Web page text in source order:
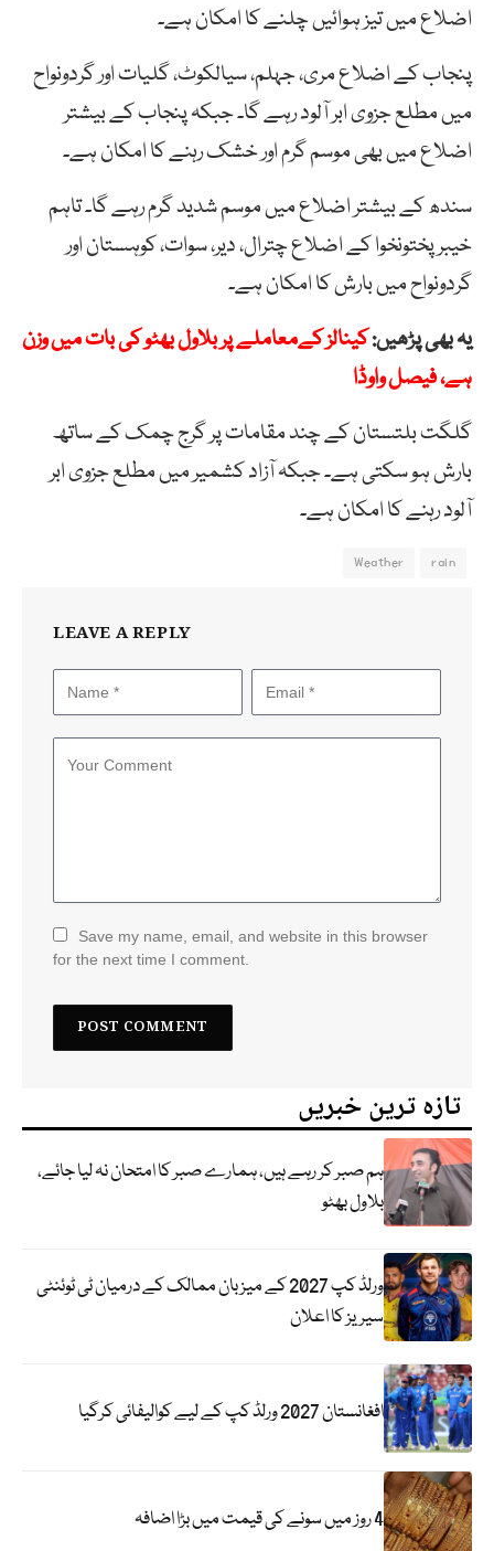
اضلاع میں تیز ہوائیں چلنے کا امکان ہے۔
پنجاب کے اضلاع مری، جہلم، سیالکوٹ، گلیات اور گردونواح
میں مطلع جزوی ابر آلود رہے گا۔ جبکہ پنجاب کے بیشتر
اضلاع میں بھی موسم گرم اور خشک رہنے کا امکان ہے۔
سندھ کے بیشتر اضلاع میں موسم شدید گرم رہے گا۔ تاہم
خیبر پختونخوا کے اضلاع چترال، دیر، سوات، کوہستان اور
گردونواح میں بارش کا امکان ہے۔
یہ بھی پڑھیں:کینالز کےمعاملے پر بلاول بھٹو کی بات میں وزن
ہے، فیصل واوڈا
گلگت بلتستان کے چند مقامات پر گرج چمک کے ساتھ
بارش ہو سکتی ہے۔ جبکہ آزاد کشمیر میں مطلع جزوی ابر
آلود رہنے کا امکان ہے۔
rain
Weather
LEAVE A REPLY
Save my name, email, and website in this browser
for the next time I comment.
تازہ ترین خبریں
ہم صبر کر رہے ہیں، ہمارے صبر کا امتحان نہ لیا جائے،
بلاول بھٹو
ورلڈ کپ 2027 کے میزبان ممالک کے درمیان ٹی ٹوئنٹی
سیریز کا اعلان
افغانستان 2027 ورلڈ کپ کے لیے کوالیفائی کرگیا
4 روز میں سونے کی قیمت میں بڑا اضافہ